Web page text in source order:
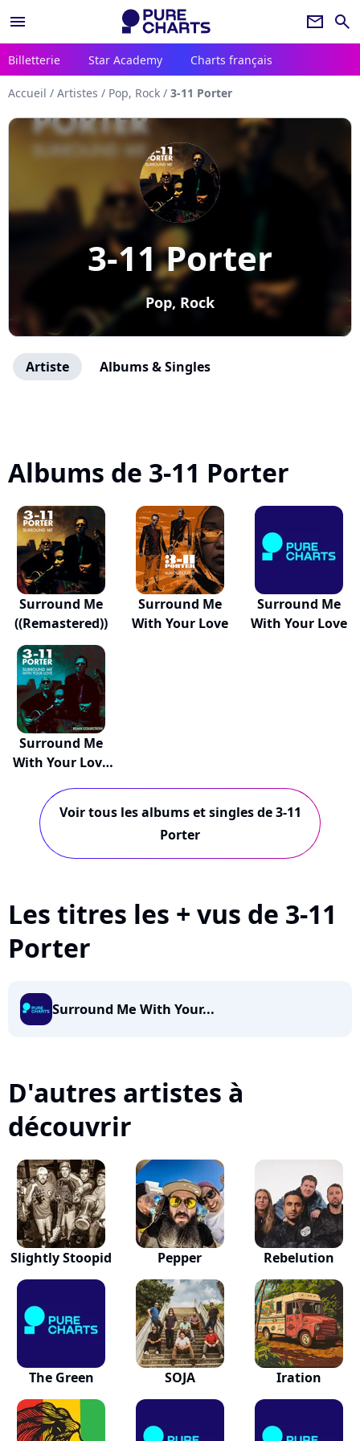
menu newsletter search
Billetterie Star Academy Charts français
Accueil / Artistes / Pop, Rock / 3-11 Porter
3-11 Porter
Pop, Rock
Artiste Albums & Singles
Albums de 3-11 Porter
Surround Me
((Remastered))
Surround Me
With Your Love
Surround Me
With Your Love
Surround Me
With Your Love
Voir tous les albums et singles de 3-11
Porter
Les titres les + vus de 3-11
Porter
Surround Me With Your...
D'autres artistes à
découvrir
Slightly Stoopid Pepper Rebelution
The Green SOJA Iration